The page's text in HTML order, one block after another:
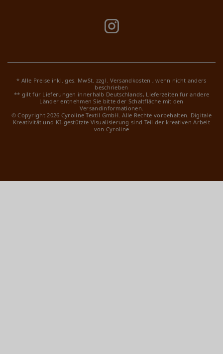
* Alle Preise inkl. ges. MwSt. zzgl. Versandkosten , wenn nicht anders
beschrieben
** gilt für Lieferungen innerhalb Deutschlands, Lieferzeiten für andere
Länder entnehmen Sie bitte der Schaltfläche mit den
Versandinformationen.
© Copyright 2026 Cyroline Textil GmbH. Alle Rechte vorbehalten. Digitale
Kreativität und KI-gestützte Visualisierung sind Teil der kreativen Arbeit
von Cyroline